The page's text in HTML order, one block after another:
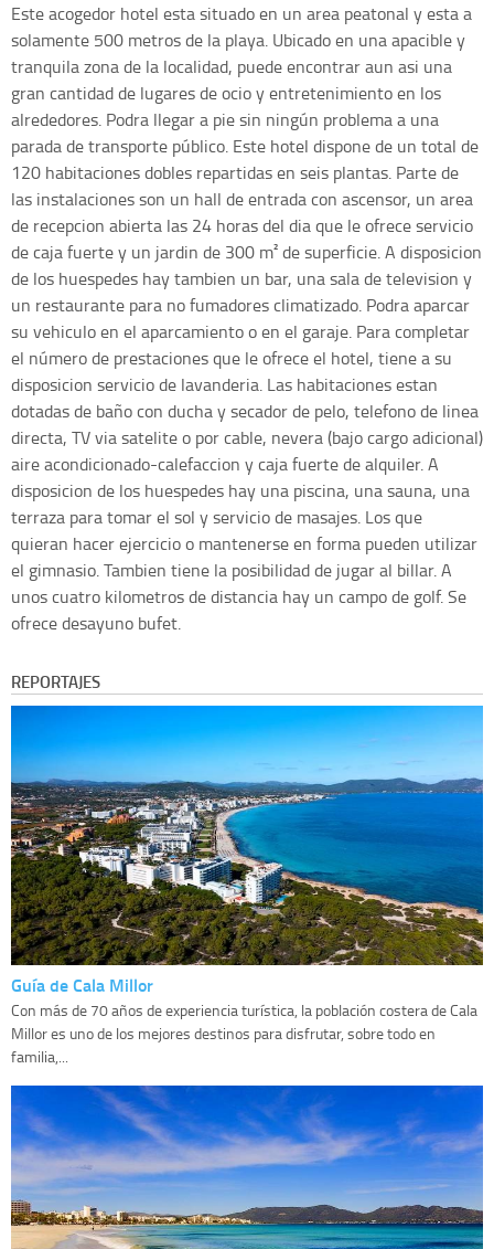
Este acogedor hotel esta situado en un area peatonal y esta a
solamente 500 metros de la playa. Ubicado en una apacible y
tranquila zona de la localidad, puede encontrar aun asi una
gran cantidad de lugares de ocio y entretenimiento en los
alrededores. Podra llegar a pie sin ningún problema a una
parada de transporte público. Este hotel dispone de un total de
120 habitaciones dobles repartidas en seis plantas. Parte de
las instalaciones son un hall de entrada con ascensor, un area
de recepcion abierta las 24 horas del dia que le ofrece servicio
de caja fuerte y un jardin de 300 m² de superficie. A disposicion
de los huespedes hay tambien un bar, una sala de television y
un restaurante para no fumadores climatizado. Podra aparcar
su vehiculo en el aparcamiento o en el garaje. Para completar
el número de prestaciones que le ofrece el hotel, tiene a su
disposicion servicio de lavanderia. Las habitaciones estan
dotadas de baño con ducha y secador de pelo, telefono de linea
directa, TV via satelite o por cable, nevera (bajo cargo adicional)
aire acondicionado-calefaccion y caja fuerte de alquiler. A
disposicion de los huespedes hay una piscina, una sauna, una
terraza para tomar el sol y servicio de masajes. Los que
quieran hacer ejercicio o mantenerse en forma pueden utilizar
el gimnasio. Tambien tiene la posibilidad de jugar al billar. A
unos cuatro kilometros de distancia hay un campo de golf. Se
ofrece desayuno bufet.
REPORTAJES
Guía de Cala Millor
Con más de 70 años de experiencia turística, la población costera de Cala
Millor es uno de los mejores destinos para disfrutar, sobre todo en
familia,...